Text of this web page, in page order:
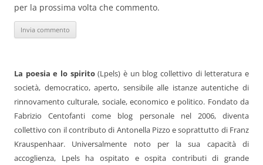
per la prossima volta che commento.
La poesia e lo spirito(Lpels) è un blog collettivo di letteratura e
società, democratico, aperto, sensibile alle istanze autentiche di
rinnovamento culturale, sociale, economico e politico. Fondato da
Fabrizio Centofanti come blog personale nel 2006, diventa
collettivo con il contributo di Antonella Pizzo e soprattutto di Franz
Krauspenhaar. Universalmente noto per la sua capacità di
accoglienza, Lpels ha ospitato e ospita contributi di grande